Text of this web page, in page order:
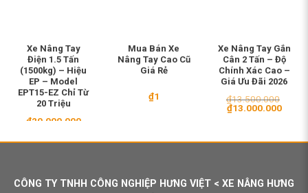
Xe Nâng Tay
Điện 1.5 Tấn
(1500kg) – Hiệu
EP – Model
EPT15-EZ Chỉ Từ
20 Triệu
₫20.000.000
Mua Bán Xe
Nâng Tay Cao Cũ
Giá Rẻ
₫1
Xe Nâng Tay Gắn
Cân 2 Tấn – Độ
Chính Xác Cao –
Giá Ưu Đãi 2026
₫13.500.000
Giá
gốc
₫13.000.000Giá
CÔNG TY TNHH CÔNG NGHIỆP HƯNG VIỆT < XE NÂNG HƯNG